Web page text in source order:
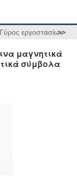
Γύρος εργοστασίων
>>
μαγνητικά
σύμβολα